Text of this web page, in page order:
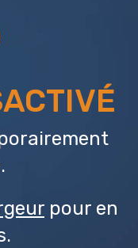
pour en